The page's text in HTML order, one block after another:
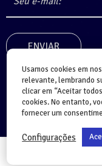
Usamos cookies em
relevante, lembrando
clicar em “Aceitar
cookies. No entanto,
fornecer um
Configurações